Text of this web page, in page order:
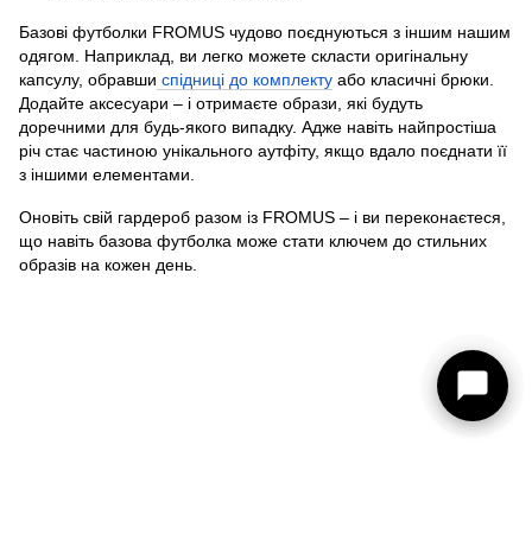
Базові футболки FROMUS чудово поєднуються з іншим нашим
одягом. Наприклад, ви легко можете скласти оригінальну
капсулу, обравши спідниці до комплекту або класичні брюки.
Додайте аксесуари – і отримаєте образи, які будуть
доречними для будь-якого випадку. Адже навіть найпростіша
річ стає частиною унікального аутфіту, якщо вдало поєднати її
з іншими елементами.
Оновіть свій гардероб разом із FROMUS – і ви переконаєтеся,
що навіть базова футболка може стати ключем до стильних
образів на кожен день.